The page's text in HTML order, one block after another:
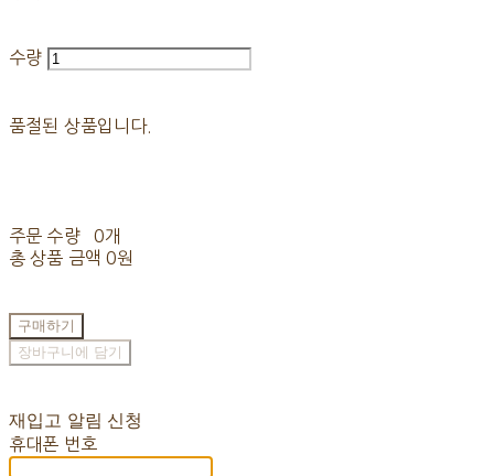
수량
품절된 상품입니다.
주문 수량
0개
총 상품 금액 0원
구매하기
장바구니에 담기
재입고 알림 신청
휴대폰 번호